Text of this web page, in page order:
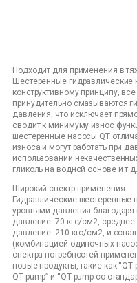
Подходит для применения в
Шестеренные гидравлические
конструктивному принципу,
принудительно смазываются
давления, что исключает
сводит к минимуму износ
шестеренные насосы QT
износа и могут работать при
использовании
гликоль на водной основе и
Широкий спектр применения
Гидравлические шестеренные
уровнями давления благодаря
давление: 70 кгс/см2,
давление: 210 кгс/см2, и
(комбинацией одиночных
спектра потребностей
новые продукты, такие как
QT pump” и “QT pump со